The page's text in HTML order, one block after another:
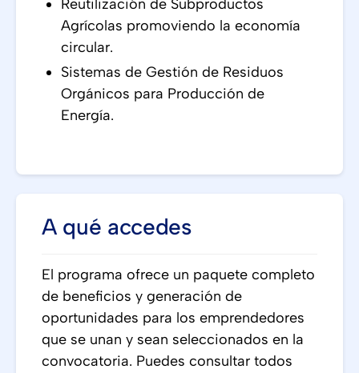
Reutilización de Subproductos
Agrícolas promoviendo la economía
circular.
Sistemas de Gestión de Residuos
Orgánicos para Producción de
Energía.
A qué accedes
El programa ofrece un paquete completo
de beneficios y generación de
oportunidades para los emprendedores
que se unan y sean seleccionados en la
convocatoria. Puedes consultar todos